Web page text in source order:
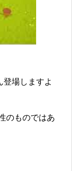
場しますよ
のものではあ